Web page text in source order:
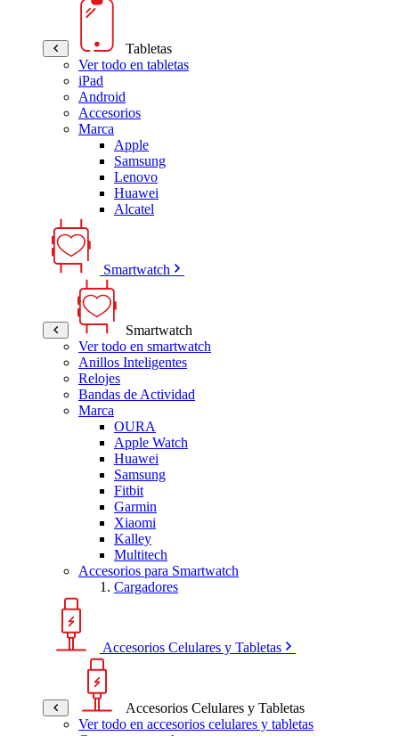
Tabletas
Ver todo en tabletas
iPad
Android
Accesorios
Marca
Apple
Samsung
Lenovo
Huawei
Alcatel
Smartwatch
Smartwatch
Ver todo en smartwatch
Anillos Inteligentes
Relojes
Bandas de Actividad
Marca
OURA
Apple Watch
Huawei
Samsung
Fitbit
Garmin
Xiaomi
Kalley
Multitech
Accesorios para Smartwatch
Cargadores
Accesorios Celulares y Tabletas
Accesorios Celulares y Tabletas
Ver todo en accesorios celulares y tabletas